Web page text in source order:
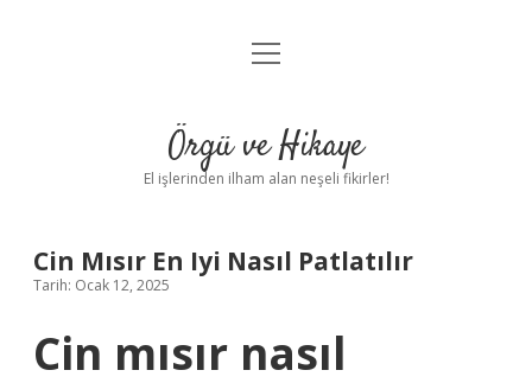
Anasayfa
Yasal Uyarı
menüyü
Örgü ve Hikaye
El işlerinden ilham alan neşeli fikirler!
Cin Mısır En Iyi Nasıl Patlatılır
Tarih: Ocak 12, 2025
Cin mısır nasıl